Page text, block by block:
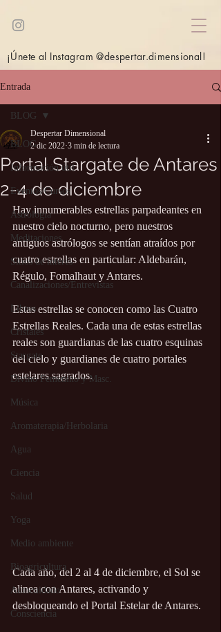
¡Únete al Instagram @despertar.dimensional!
Entrada
BLOG
Información útil
Eventos/Cursos
Astrología
Meditaciones
Sitios de interés
Canalizaciones/Entrevistas
Libros
Cristales
Stargate
Divino Femenino y Masc.
Música
Aromaterapia/Herbolaria
Agua
Ciencia
Salud
Yoga
Medio ambiente
Bioagricultura
Autocuidado
Consciencia
BLOG
Portal Stargate de Antares
2-4 de diciembre
Despertar Dimensional
2 dic 2022 3 min de lectura
Hay innumerables estrellas parpadeantes en
nuestro cielo nocturno, pero nuestros
antiguos astrólogos se sentían atraídos por
cuatro estrellas en particular: Aldebarán,
Régulo, Fomalhaut y Antares.
Estas estrellas se conocen como las Cuatro
Estrellas Reales. Cada una de estas estrellas
reales son guardianas de las cuatro esquinas
del cielo y guardianes de cuatro portales
estelares sagrados.
Cada año, del 2 al 4 de diciembre, el Sol se
alinea con Antares, activando y
desbloqueando el Portal Estelar de Antares.